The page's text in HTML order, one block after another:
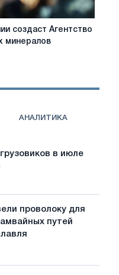
создаст Агентство
минералов
АНАЛИТИКА
в июле
проволоку для
путей